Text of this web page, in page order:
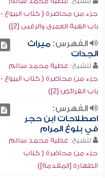
جزء من محاضرة ( كتاب البيوع -
باب الهبة العمرى والرقبى [2])
الفهرس:ميراث
الجدات
للشيخ: عطية محمد سالم
جزء من محاضرة ( كتاب البيوع -
باب الفرائض [2])
الفهرس:
اصطلاحات ابن حجر
في بلوغ المرام
للشيخ: عطية محمد سالم
جزء من محاضرة ( كتاب
الطهارة [المقدمة])